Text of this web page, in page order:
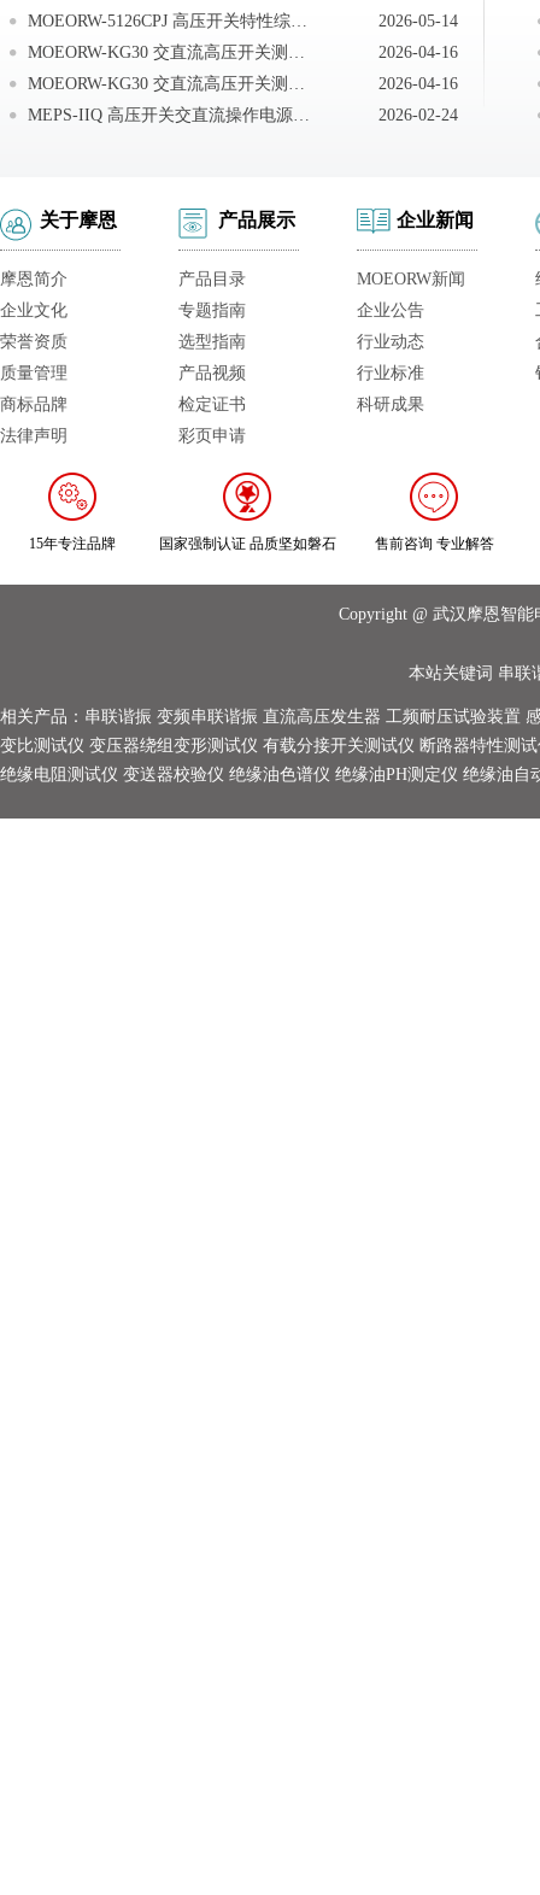
MOEORW-5126CPJ 高压开关特性综合测试仪注意事项
2026-05-14
MOEORW-KG30 交直流高压开关测试系统技术答疑
2026-04-16
MOEORW-KG30 交直流高压开关测试系统测试现场常见技术问题及处理办法
2026-04-16
MEPS-IIQ 高压开关交直流操作电源现场接线
2026-02-24
关于摩恩
摩恩简介
企业文化
荣誉资质
质量管理
商标品牌
法律声明
产品展示
产品目录
专题指南
选型指南
产品视频
检定证书
彩页申请
企业新闻
MOEORW新闻
企业公告
行业动态
行业标准
科研成果
15年专注品牌 国家强制认证 品质坚如磐石 售前咨询 专业解答
Copyright @ 武汉摩恩智
本站关键词 串联
相关产品： 串联谐振 变频串联谐振 直流高压发生器 工频耐压试验装置
变比测试仪 变压器绕组变形测试仪 有载分接开关测试仪 断路器特性测
绝缘电阻测试仪 变送器校验仪 绝缘油色谱仪 绝缘油PH测定仪 绝缘油自